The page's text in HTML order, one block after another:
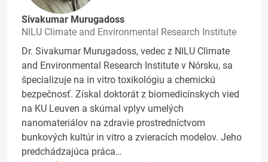
Sivakumar Murugadoss
NILU Climate and Environmental Research Institute
Dr. Sivakumar Murugadoss, vedec z NILU Climate
and Environmental Research Institute v Nórsku, sa
špecializuje na in vitro toxikológiu a chemickú
bezpečnosť. Získal doktorát z biomedicínskych vied
na KU Leuven a skúmal vplyv umelých
nanomateriálov na zdravie prostredníctvom
bunkových kultúr in vitro a zvieracích modelov. Jeho
predchádzajúca práca…